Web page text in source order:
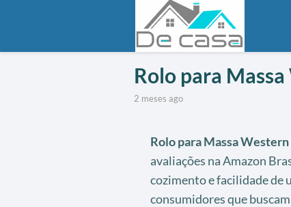
Rolo para
2 meses ago
Rolo para Massa
avaliações na Amazon
cozimento e facilidade de
consumidores que